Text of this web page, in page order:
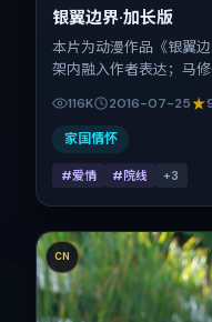
银翼边界·加长版
本片为动漫作品《银翼
架内融入作者表达；马
主拍摄地与出品背景为
（公映登记日 2016-
116K 2016-07-25
家国情怀
#爱情 #院线 +3
CN